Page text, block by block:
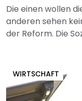
Die einen wollen
anderen sehen
der Reform. Die
WIRTSCHAFT